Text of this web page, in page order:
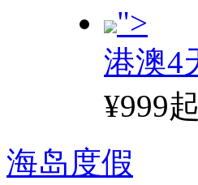
">
港澳4
¥999起
海岛度假